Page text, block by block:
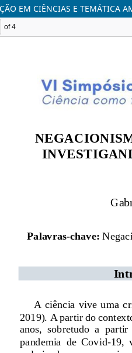
EM CIÊNCIAS E TEMÁTICA